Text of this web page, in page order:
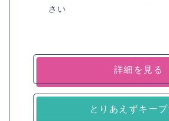
さい
詳細を見る
とりあえずキー